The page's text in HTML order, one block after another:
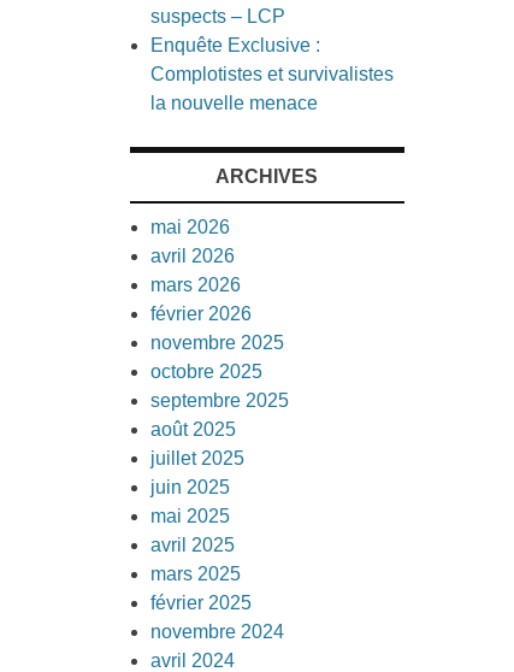
suspects – LCP
Enquête Exclusive :
Complotistes et survivalistes
la nouvelle menace
ARCHIVES
mai 2026
avril 2026
mars 2026
février 2026
novembre 2025
octobre 2025
septembre 2025
août 2025
juillet 2025
juin 2025
mai 2025
avril 2025
mars 2025
février 2025
novembre 2024
avril 2024